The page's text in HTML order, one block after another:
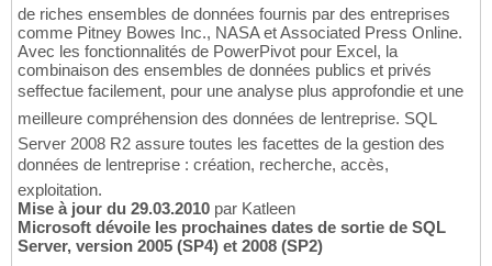
de riches ensembles de données fournis par des entreprises
comme Pitney Bowes Inc., NASA et Associated Press Online.
Avec les fonctionnalités de PowerPivot pour Excel, la
combinaison des ensembles de données publics et privés
seffectue facilement, pour une analyse plus approfondie et une
meilleure compréhension des données de lentreprise. SQL
Server 2008 R2 assure toutes les facettes de la gestion des
données de lentreprise : création, recherche, accès,
exploitation.
Mise à jour du 29.03.2010 par Katleen
Microsoft dévoile les prochaines dates de sortie de SQL
Server, version 2005 (SP4) et 2008 (SP2)